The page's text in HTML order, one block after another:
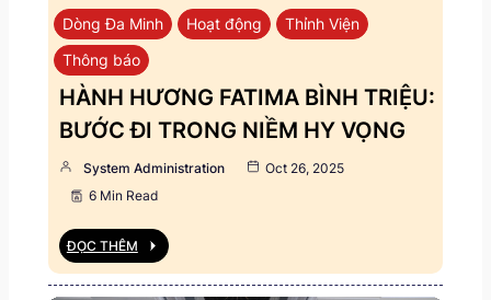
Dòng Đa Minh Hoạt động
Thỉnh Viện
Thông báo
HÀNH HƯƠNG FATIMA BÌNH TRIỆU:
BƯỚC ĐI TRONG NIỀM HY VỌNG
System Administration
Oct 26, 2025
6 Min Read
ĐỌC THÊM